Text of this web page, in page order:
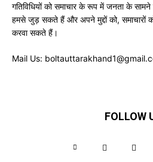
गतिविधियों को समाचार के रूप में जनता के
हमसे जुड़ सकते हैं और अपने मुद्दों को, समाचारों
करवा सकते हैं।
Mail Us:
FOLLOW